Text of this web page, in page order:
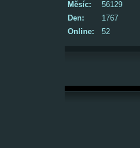
Online: 52
Měsíc:
56129
Den:
1767